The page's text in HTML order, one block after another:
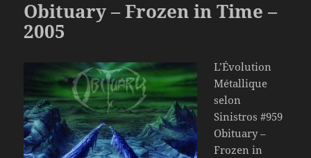
Obituary – Frozen in Time –
2005
L’Évolution
Métallique
selon
Sinistros #959
Obituary –
Frozen in